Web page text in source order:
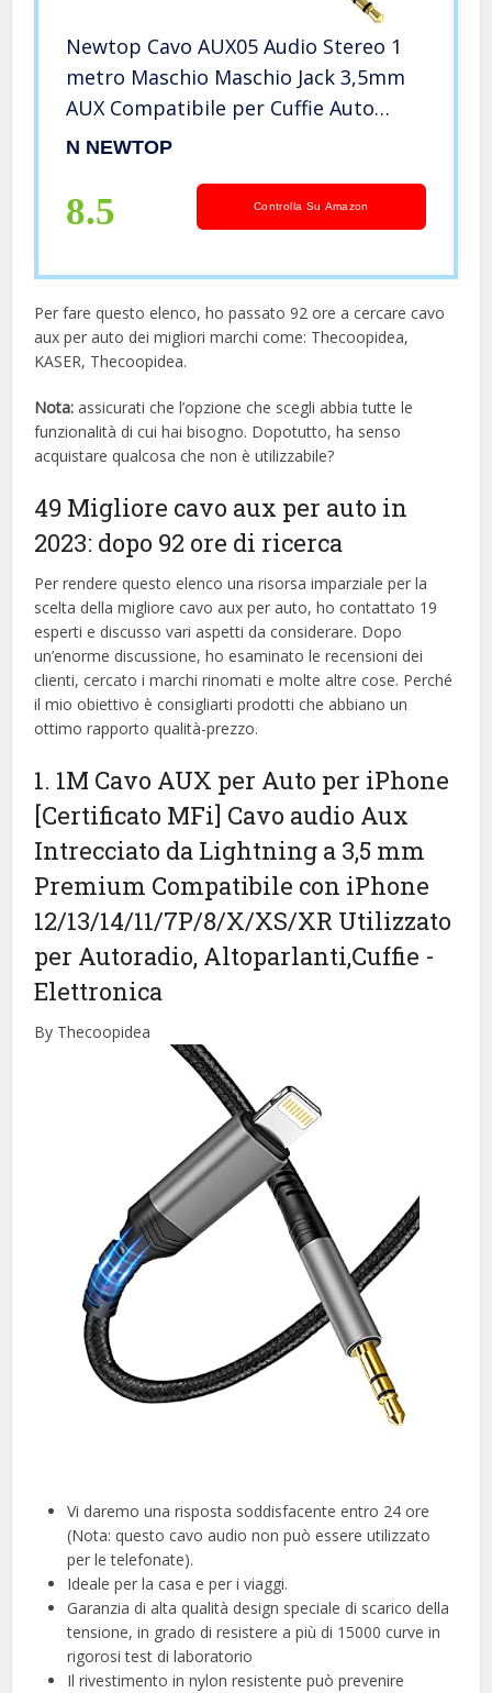
Newtop Cavo AUX05 Audio Stereo 1
metro Maschio Maschio Jack 3,5mm
AUX Compatibile per Cuffie Auto
Macchina Smartphone Autoradio
N NEWTOP
8.5 Controlla Su Amazon
Per fare questo elenco, ho passato 92 ore a cercare cavo
aux per auto dei migliori marchi come: Thecoopidea,
KASER, Thecoopidea.
Nota: assicurati che l’opzione che scegli abbia tutte le
funzionalità di cui hai bisogno. Dopotutto, ha senso
acquistare qualcosa che non è utilizzabile?
49 Migliore cavo aux per auto in
2023: dopo 92 ore di ricerca
Per rendere questo elenco una risorsa imparziale per la
scelta della migliore cavo aux per auto, ​​ho contattato 19
esperti e discusso vari aspetti da considerare. Dopo
un’enorme discussione, ho esaminato le recensioni dei
clienti, cercato i marchi rinomati e molte altre cose. Perché
il mio obiettivo è consigliarti prodotti che abbiano un
ottimo rapporto qualità-prezzo.
1. 1M Cavo AUX per Auto per iPhone
[Certificato MFi] Cavo audio Aux
Intrecciato da Lightning a 3,5 mm
Premium Compatibile con iPhone
12/13/14/11/7P/8/X/XS/XR Utilizzato
per Autoradio, Altoparlanti,Cuffie -
Elettronica
By Thecoopidea
Vi daremo una risposta soddisfacente entro 24 ore
(Nota: questo cavo audio non può essere utilizzato
per le telefonate).
Ideale per la casa e per i viaggi.
Garanzia di alta qualità design speciale di scarico della
tensione, in grado di resistere a più di 15000 curve in
rigorosi test di laboratorio
Il rivestimento in nylon resistente può prevenire